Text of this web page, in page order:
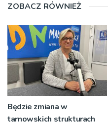
ZOBACZ RÓWNIEŻ
Będzie zmiana w
tarnowskich strukturach